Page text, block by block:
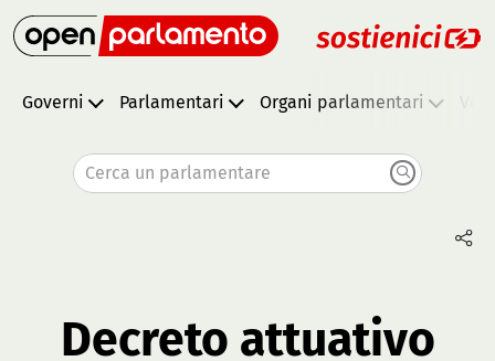
Governi Parlamentari Organi parlamentari
Cerca un parlamentare
Decreto attuativo